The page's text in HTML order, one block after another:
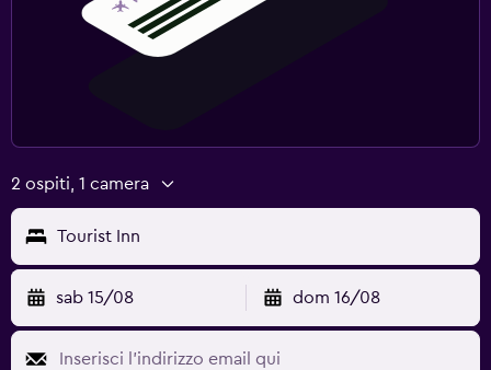
2 ospiti, 1 camera
Tourist Inn
sab 15/08 dom 16/08